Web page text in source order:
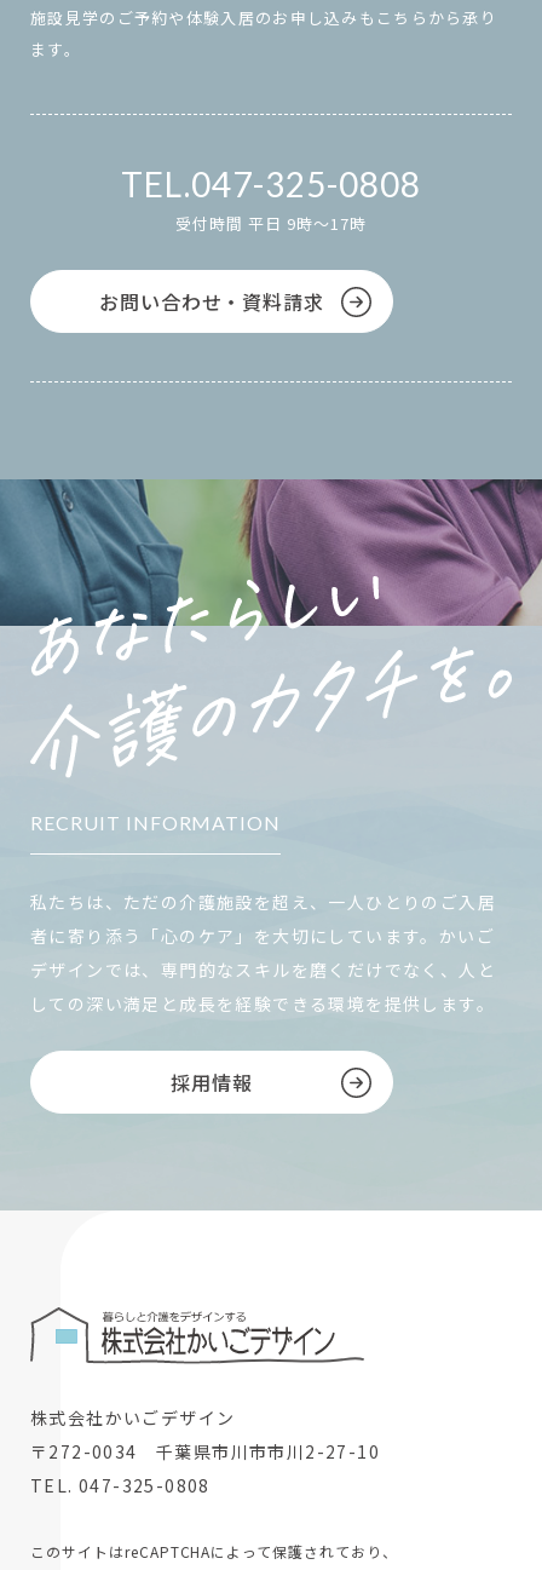
施設見学のご予約や体験入居のお申し込みもこちらから承り
ます。
047-325-0808
受付時間 平日 9時～17時
お問い合わせ・資料請求
RECRUIT INFORMATION
私たちは、ただの介護施設を超え、一人ひとりのご入居
者に寄り添う「心のケア」を大切にしています。かいご
デザインでは、専門的なスキルを磨くだけでなく、人と
しての深い満足と成長を経験できる環境を提供します。
採用情報
株式会社かいごデザイン
〒272-0034 千葉県市川市市川2-27-10
TEL. 047-325-0808
このサイトはreCAPTCHAによって保護されており、